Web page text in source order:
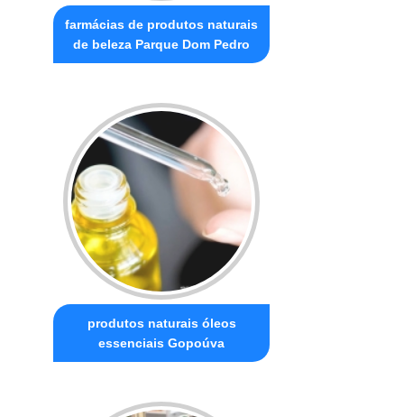
farmácias de produtos naturais
de beleza Parque Dom Pedro
produtos naturais óleos
essenciais Gopoúva